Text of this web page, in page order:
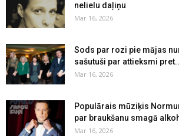
nelielu daļiņu
Mar 16, 2026
Sods par rozi pie mājas
sašutuši par attieksmi
Mar 16, 2026
Populārais mūziķis
par braukšanu smagā
Mar 16, 2026